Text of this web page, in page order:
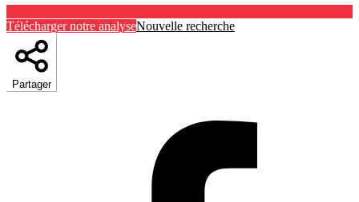
Télécharger notre analyseNouvelle recherche
Partager